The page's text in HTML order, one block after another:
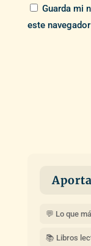
Guarda mi
este
💬 Lo que
📚 Libros